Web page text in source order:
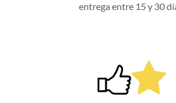
entrega entre 15 y 30